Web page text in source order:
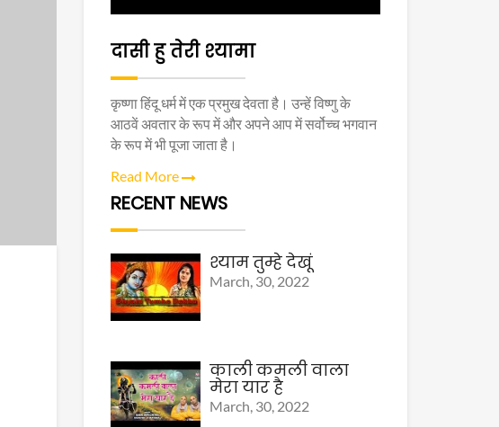
दासी हु तेरी श्यामा
कृष्णा हिंदू धर्म में एक प्रमुख देवता है। उन्हें विष्णु के
आठवें अवतार के रूप में और अपने आप में सर्वोच्च भगवान
के रूप में भी पूजा जाता है।
Read More
RECENT NEWS
श्याम तुम्हे देखूं
March, 30, 2022
काली कमली वाला
मेरा यार है
March, 30, 2022